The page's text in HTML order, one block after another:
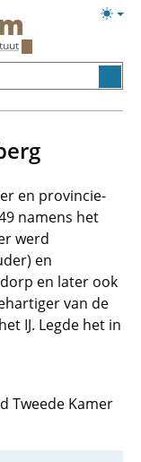
en provincie-
namens het
werd
en
en later ook
van de
IJ. Legde het in
Tweede Kamer